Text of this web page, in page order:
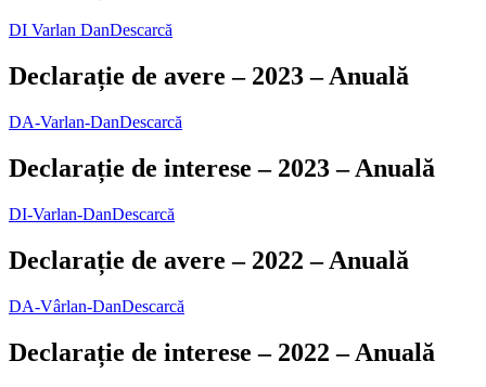
DI Varlan DanDescarcă
Declarație de avere – 2023 – Anuală
DA-Varlan-DanDescarcă
Declarație de interese – 2023 – Anuală
DI-Varlan-DanDescarcă
Declarație de avere – 2022 – Anuală
DA-Vârlan-DanDescarcă
Declarație de interese – 2022 – Anuală